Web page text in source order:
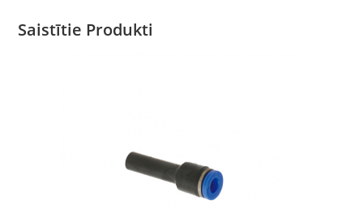
Saistītie Produkti